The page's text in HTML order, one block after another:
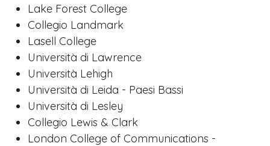
Lake Forest College
Collegio Landmark
Lasell College
Università di Lawrence
Università Lehigh
Università di Leida - Paesi Bassi
Università di Lesley
Collegio Lewis & Clark
London College of Communications -